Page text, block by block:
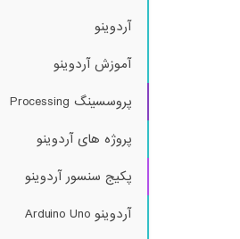
آردوینو
آموزش آردوینو
پروسسینگ Processing
پروژه های آردوینو
پکیج سنسور آردوینو
آردوینو Arduino Uno